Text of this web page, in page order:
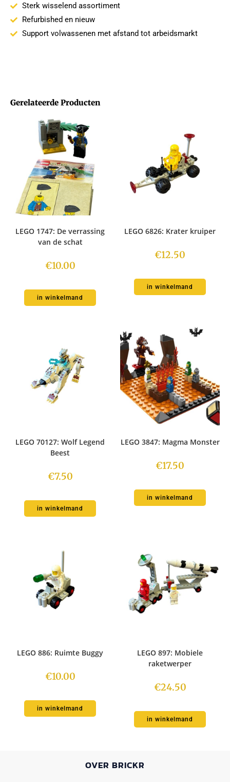
Sterk wisselend assortiment
Refurbished en nieuw
Support volwassenen met afstand tot arbeidsmarkt
Gerelateerde Producten
LEGO 1747: De verrassing
van de schat
€10.00
in winkelmand
LEGO 6826: Krater kruiper
€12.50
in winkelmand
LEGO 70127: Wolf Legend
Beest
€7.50
in winkelmand
LEGO 3847: Magma Monster
€17.50
in winkelmand
LEGO 886: Ruimte Buggy
€10.00
in winkelmand
LEGO 897: Mobiele
raketwerper
€24.50
in winkelmand
OVER BRICKR